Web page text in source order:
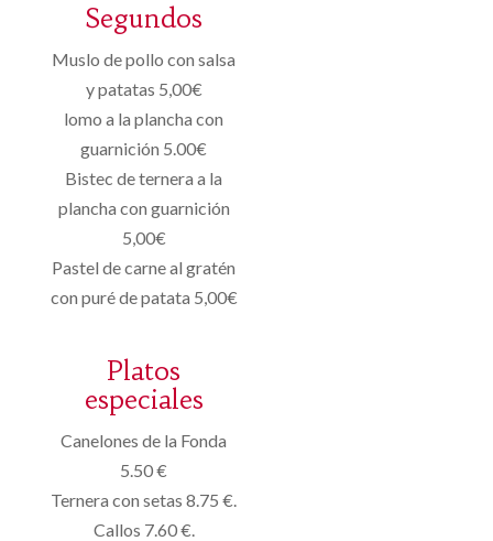
Segundos
Muslo de pollo con salsa
y patatas 5,00€
lomo a la plancha con
guarnición 5.00€
Bistec de ternera a la
plancha con guarnición
5,00€
Pastel de carne al gratén
con puré de patata 5,00€
Platos
especiales
Canelones de la Fonda
5.50 €
Ternera con setas 8.75 €.
Callos 7.60 €.